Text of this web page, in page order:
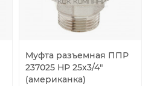
Муфта разъемная ППР
237025 НР 25x3/4"
(американка)